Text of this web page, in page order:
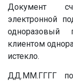
Документ
электронной
одноразовый
клиентом
истекло.
ДД.ММ.ГГГГ